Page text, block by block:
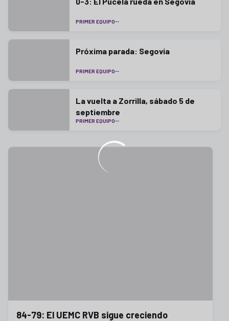
PRIMER EQUIPO
Próxima parada: Segovia
PRIMER EQUIPO
La vuelta a Zorrilla, sábado 5 de
septiembre
PRIMER EQUIPO
84-79: El UEMC RVB sigue creciendo